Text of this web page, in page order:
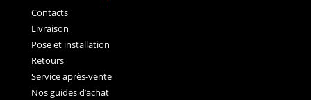
Contacts
Livraison
Pose et installation
Retours
Service après-vente
Nos guides d’achat